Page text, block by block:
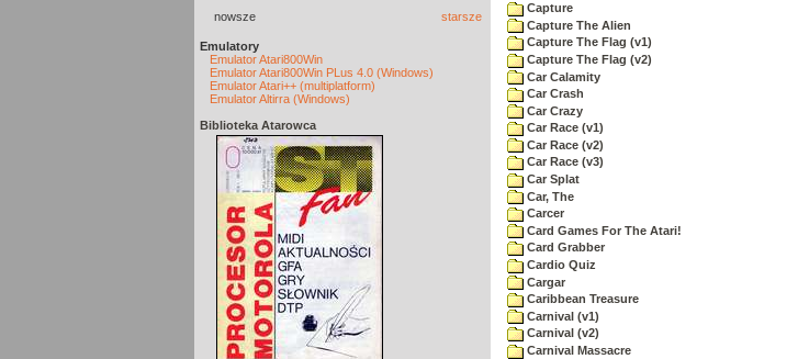
nowsze starsze
Emulatory
Emulator Atari800Win
Emulator Atari800Win PLus 4.0 (Windows)
Emulator Atari++ (multiplatform)
Emulator Altirra (Windows)
Biblioteka Atarowca
Capture
Capture The Alien
Capture The Flag (v1)
Capture The Flag (v2)
Car Calamity
Car Crash
Car Crazy
Car Race (v1)
Car Race (v2)
Car Race (v3)
Car Splat
Car, The
Carcer
Card Games For The Atari!
Card Grabber
Cardio Quiz
Cargar
Caribbean Treasure
Carnival (v1)
Carnival (v2)
Carnival Massacre